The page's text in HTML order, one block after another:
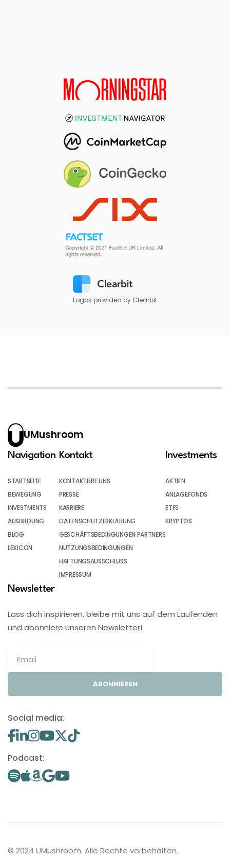
Logos provided by Clearbit
UMushroom
Navigation
STARTSEITE
BEWEGUNG
INVESTMENTS
AUSBILDUNG
BLOG
LEXICON
Kontakt
KONTAKTIERE UNS
PRESSE
KARRIERE
DATENSCHUTZERKLÄRUNG
GESCHÄFTSBEDINGUNGEN PARTNERS
NUTZUNGSBEDINGUNGEN
HAFTUNGSAUSSCHLUSS
IMPRESSUM
Investments
AKTIEN
ANLAGEFONDS
ETFS
KRYPTOS
Newsletter
Lass dich inspirieren, bleibe mit uns auf dem Laufenden
und abonniere unseren Newsletter!
ABONNIEREN
Social media:
Podcast:
© 2024 UMushroom. Alle Rechte vorbehalten.